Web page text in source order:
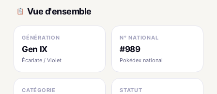
Vue d'ensemble
GÉNÉRATION
Gen IX
Écarlate / Violet
N° NATIONAL
#989
Pokédex national
CATÉGORIE STATUT